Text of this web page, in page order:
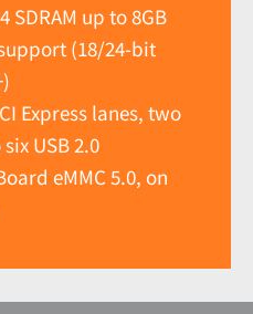
SDRAM up to 8GB
(18/24-bit
Express lanes, two
USB 2.0
eMMC 5.0, on